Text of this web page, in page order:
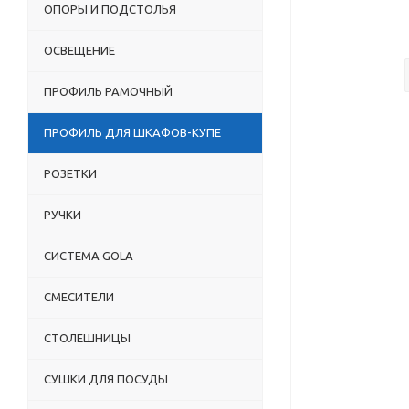
ОПОРЫ И ПОДСТОЛЬЯ
ОСВЕЩЕНИЕ
ПРОФИЛЬ РАМОЧНЫЙ
ПРОФИЛЬ ДЛЯ ШКАФОВ-КУПЕ
РОЗЕТКИ
РУЧКИ
СИСТЕМА GOLA
СМЕСИТЕЛИ
СТОЛЕШНИЦЫ
СУШКИ ДЛЯ ПОСУДЫ